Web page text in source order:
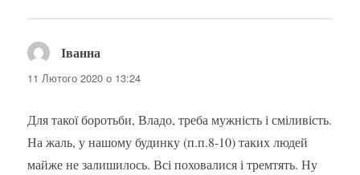
Іванна
11 Лютого 2020 о 13:24
Для такої боротьби, Владо, треба мужність і сміливість.
На жаль, у нашому будинку (п.п.8-10) таких людей
майже не залишилось. Всі поховалися і тремтять. Ну